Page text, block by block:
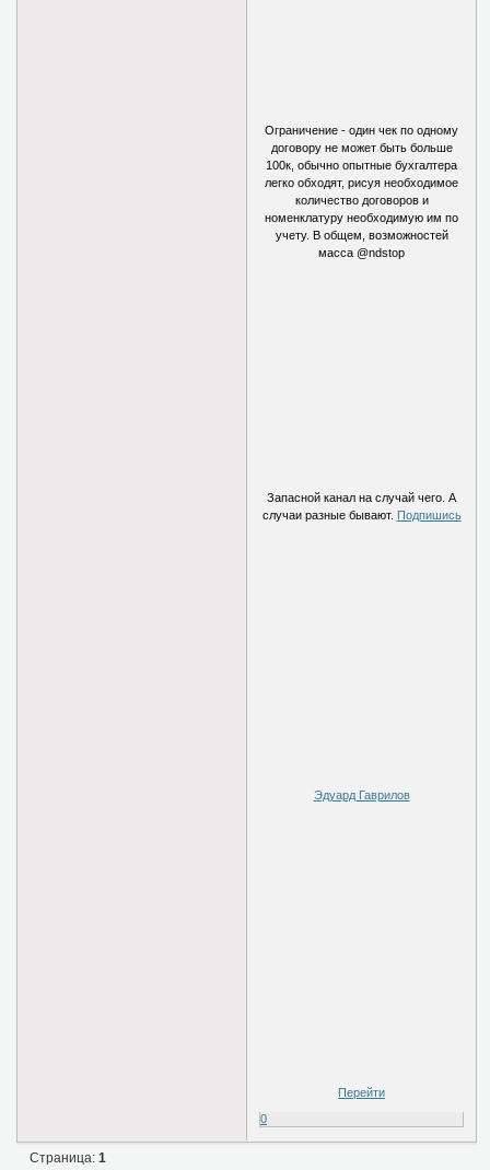
Ограничение - один чек по одному
договору не может быть больше
100к, обычно опытные бухгалтера
легко обходят, рисуя необходимое
количество договоров и
номенклатуру необходимую им по
учету. В общем, возможностей
масса @ndstop
Запасной канал на случай чего. А
случаи разные бывают. Подпишись
Эдуард Гаврилов
Перейти
0
Страница:1